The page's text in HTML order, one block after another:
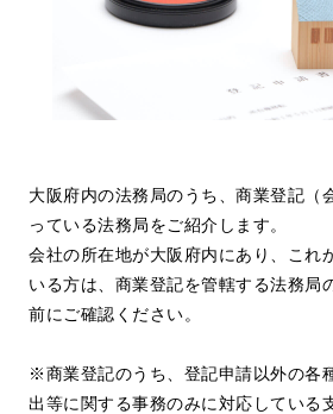
大阪府内の法務局のうち、商業登記（
っている法務局をご紹介します。
会社の所在地が大阪府内にあり、これ
いる方は、商業登記を管轄する法務局
前にご確認ください。
※商業登記のうち、登記申請以外の各
出等に関する事務のみに対応している